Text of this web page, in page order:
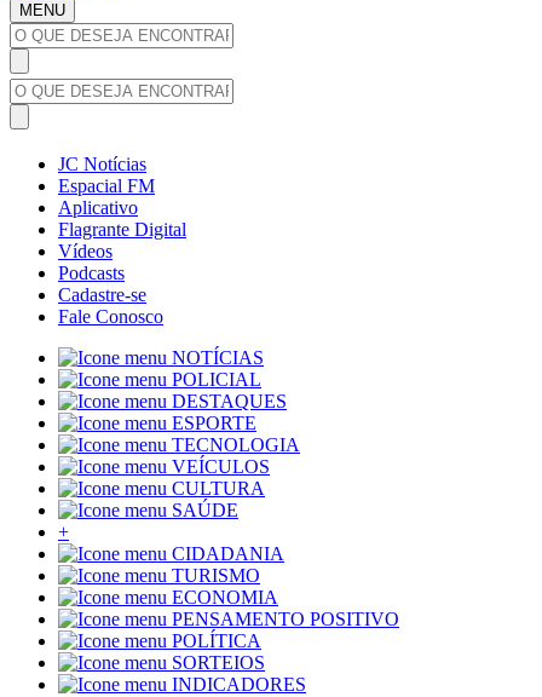
MENU
JC Notícias
Espacial FM
Aplicativo
Flagrante Digital
Vídeos
Podcasts
Cadastre-se
Fale Conosco
NOTÍCIAS
POLICIAL
DESTAQUES
ESPORTE
TECNOLOGIA
VEÍCULOS
CULTURA
SAÚDE
+
CIDADANIA
TURISMO
ECONOMIA
PENSAMENTO POSITIVO
POLÍTICA
SORTEIOS
INDICADORES